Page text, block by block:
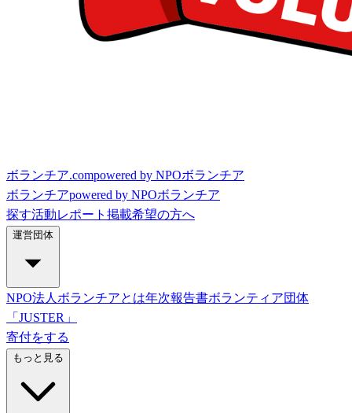
ボランチア.compowered by NPOボランチア
ボランチアpowered by NPOボランチア
探す活動レポート 掲載希望の方へ
運営団体
NPO法人ボランチアとは年次報告書ボランティア団体
「JUSTER」
寄付をする
もっと見る